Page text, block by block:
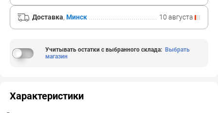
Доставка, Минск 10 августа
Учитывать остатки с выбранного склада: Выбрать
магазин
Характеристики